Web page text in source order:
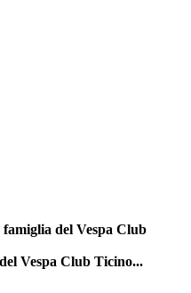
del Vespa Club
Vespa Club Ticino...